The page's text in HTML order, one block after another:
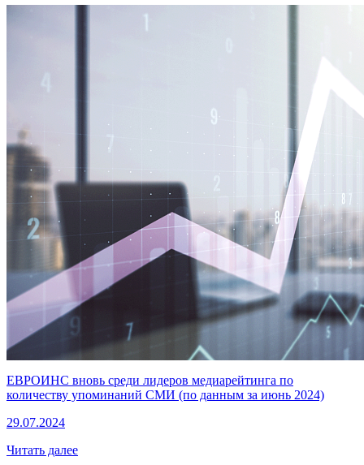
ЕВРОИНС вновь среди лидеров медиарейтинга по
количеству упоминаний СМИ (по данным за июнь 2024)
29.07.2024
Читать далее